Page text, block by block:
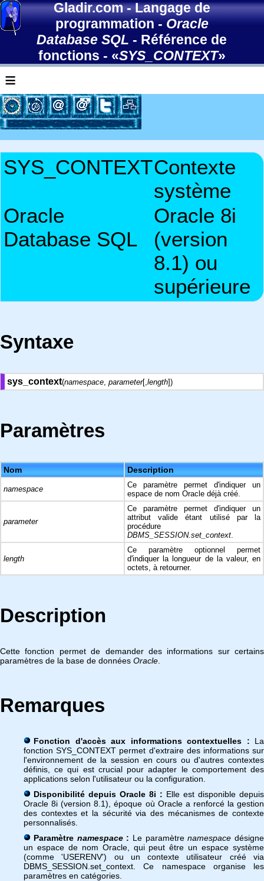
Gladir.com-Langage de
programmation-Oracle
Database SQL - Référence de
fonctions - «SYS_CONTEXT»
≡
SYS_CONTEXTContexte
système
Oracle
Database SQL
Oracle 8i
(version
8.1) ou
supérieure
Syntaxe
sys_context(namespace, parameter[,length])
Paramètres
Nom Description
namespace
Ce paramètre permet d'indiquer un
espace de nom Oracle déjà créé.
parameter
Ce paramètre permet d'indiquer un
attribut valide étant utilisé par la
procédure
DBMS_SESSION.set_context.
length
Ce paramètre optionnel permet
d'indiquer la longueur de la valeur, en
octets, à retourner.
Description
Cette fonction permet de demander des informations sur certains
paramètres de la base de données Oracle
Remarques
Fonction d'accès aux informations contextuelles : La
fonction SYS_CONTEXT permet d'extraire des informations sur
l'environnement de la session en cours ou d'autres contextes
définis, ce qui est crucial pour adapter le comportement des
applications selon l'utilisateur ou la configuration.
Disponibilité depuis Oracle 8i : Elle est disponible depuis
Oracle 8i (version 8.1), époque où Oracle a renforcé la gestion
des contextes et la sécurité via des mécanismes de contexte
personnalisés.
Paramètre namespace: Le paramètrenamespace désigne
un espace de nom Oracle, qui peut être un espace système
(comme 'USERENV') ou un contexte utilisateur créé via
DBMS_SESSION.set_context. Ce namespace organise les
paramètres en catégories.